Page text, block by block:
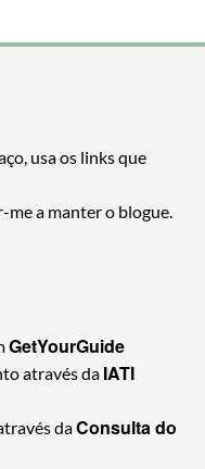
usa os links que
me a manter o blogue.
GetYourGuide
através da IATI
daConsulta do